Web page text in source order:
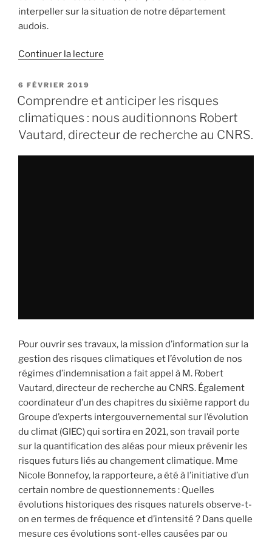
interpeller sur la situation de notre département
audois.
Continuer la lecture
indemnisations
intervention
lors
PUBLIÉ
LE
6 FÉVRIER 2019
Comprendre et anticiper les risques
climatiques : nous auditionnons Robert
Vautard, directeur de recherche au CNRS.
Pour ouvrir ses travaux, la mission d’information sur la
gestion des risques climatiques et l’évolution de nos
régimes d’indemnisation a fait appel à M. Robert
Vautard, directeur de recherche au CNRS. Également
coordinateur d’un des chapitres du sixième rapport du
Groupe d’experts intergouvernemental sur l’évolution
du climat (GIEC) qui sortira en 2021, son travail porte
sur la quantification des aléas pour mieux prévenir les
risques futurs liés au changement climatique. Mme
Nicole Bonnefoy, la rapporteure, a été à l’initiative d’un
certain nombre de questionnements : Quelles
évolutions historiques des risques naturels observe-t-
on en termes de fréquence et d’intensité ? Dans quelle
mesure ces évolutions sont-elles causées par ou